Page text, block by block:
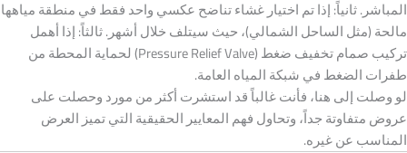
المباشر. ثانياً: إذا تم اختيار غشاء تناضح عكسي واحد فقط في منطقة مياهها
مالحة (مثل الساحل الشمالي)، حيث سيتلف خلال أشهر. ثالثاً: إذا أهمل
تركيب صمام تخفيف ضغط (Pressure Relief Valve) لحماية المحطة من
طفرات الضغط في شبكة المياه العامة.
لو وصلت إلى هنا، فأنت غالباً قد استشرت أكثر من مورد وحصلت على
عروض متفاوتة جداً، وتحاول فهم المعايير الحقيقية التي تميز العرض
المناسب عن غيره.